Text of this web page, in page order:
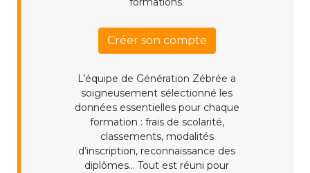
Créer son compte
L’équipe de Génération Zébrée a
soigneusement sélectionné les
données essentielles pour chaque
formation : frais de scolarité,
classements, modalités
d’inscription, reconnaissance des
diplômes... Tout est réuni pour